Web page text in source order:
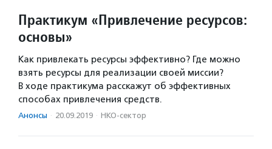
Практикум «Привлечение ресурсов:
основы»
Как привлекать ресурсы эффективно? Где можно
взять ресурсы для реализации своей миссии?
В ходе практикума расскажут об эффективных
способах привлечения средств.
Анонсы · 20.09.2019 · НКО-сектор